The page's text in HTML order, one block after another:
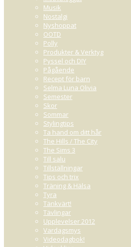
Musik
Nostalgi
Nyshoppat
OOTD
Polly
Produkter & Verktyg
Pyssel och DIY
Pågående
Recept för barn
Selma Luna Olivia
Semester
Skor
Sommar
Stylingtips
Ta hand om ditt hår
The Hills / The City
The Sims 3
Till salu
Tillställningar
Tips och trix
Träning & Hälsa
Tyra
Tänkvärt!
Tävlingar
Upplevelser 2012
Vardagsmys
Videodagbok!